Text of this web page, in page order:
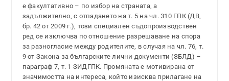
е факултативно – по избор на страната, а
задължително, с отпадането на т. 5 на чл. 310 ГПК (ДВ,
бр. 42 от 2009 г.), този специален съдопроизводствен
ред се изключва по отношение разрешаване на спора
за разногласие между родителите, в случая на чл. 76, т.
9 от Закона за българските лични документи (ЗБЛД) –
параграф 7, т. 1 ЗИДГПК. Промяната е мотивирана от
значимостта на интереса, който изисква прилагане на